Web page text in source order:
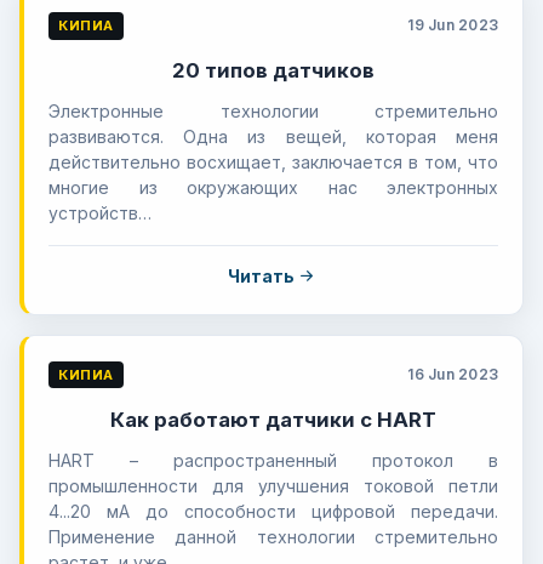
КИПИА 19 Jun 2023
20 типов датчиков
Электронные технологии стремительно
развиваются. Одна из вещей, которая меня
действительно восхищает, заключается в том, что
многие из окружающих нас электронных
устройств…
Читать
КИПИА 16 Jun 2023
Как работают датчики с HART
HART – распространенный протокол в
промышленности для улучшения токовой петли
4...20 мА до способности цифровой передачи.
Применение данной технологии стремительно